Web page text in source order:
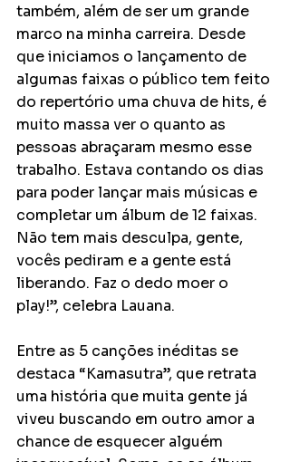
também, além de ser um grande
marco na minha carreira. Desde
que iniciamos o lançamento de
algumas faixas o público tem feito
do repertório uma chuva de hits, é
muito massa ver o quanto as
pessoas abraçaram mesmo esse
trabalho. Estava contando os dias
para poder lançar mais músicas e
completar um álbum de 12 faixas.
Não tem mais desculpa, gente,
vocês pediram e a gente está
liberando. Faz o dedo moer o
play!”, celebra Lauana.
Entre as 5 canções inéditas se
destaca “Kamasutra”, que retrata
uma história que muita gente já
viveu buscando em outro amor a
chance de esquecer alguém